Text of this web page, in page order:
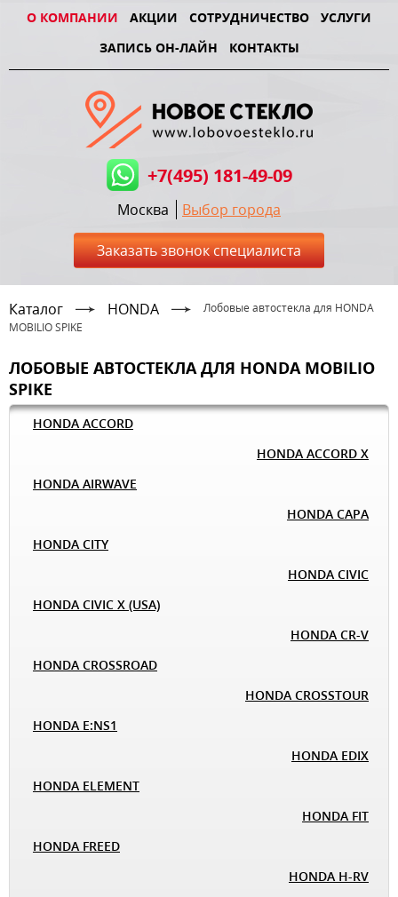
О КОМПАНИИ АКЦИИ СОТРУДНИЧЕСТВО
УСЛУГИ
ЗАПИСЬ ОН-ЛАЙН
КОНТАКТЫ
+7(495) 181-49-09
Москва Выбор города
Заказать звонок специалиста
Каталог HONDA
Лобовые автостекла для HONDA
MOBILIO SPIKE
ЛОБОВЫЕ АВТОСТЕКЛА ДЛЯ HONDA MOBILIO
SPIKE
HONDA ACCORD
HONDA ACCORD X
HONDA AIRWAVE
HONDA CAPA
HONDA CITY
HONDA CIVIC
HONDA CIVIC X (USA)
HONDA CR-V
HONDA CROSSROAD
HONDA CROSSTOUR
HONDA E:NS1
HONDA EDIX
HONDA ELEMENT
HONDA FIT
HONDA FREED
HONDA H-RV